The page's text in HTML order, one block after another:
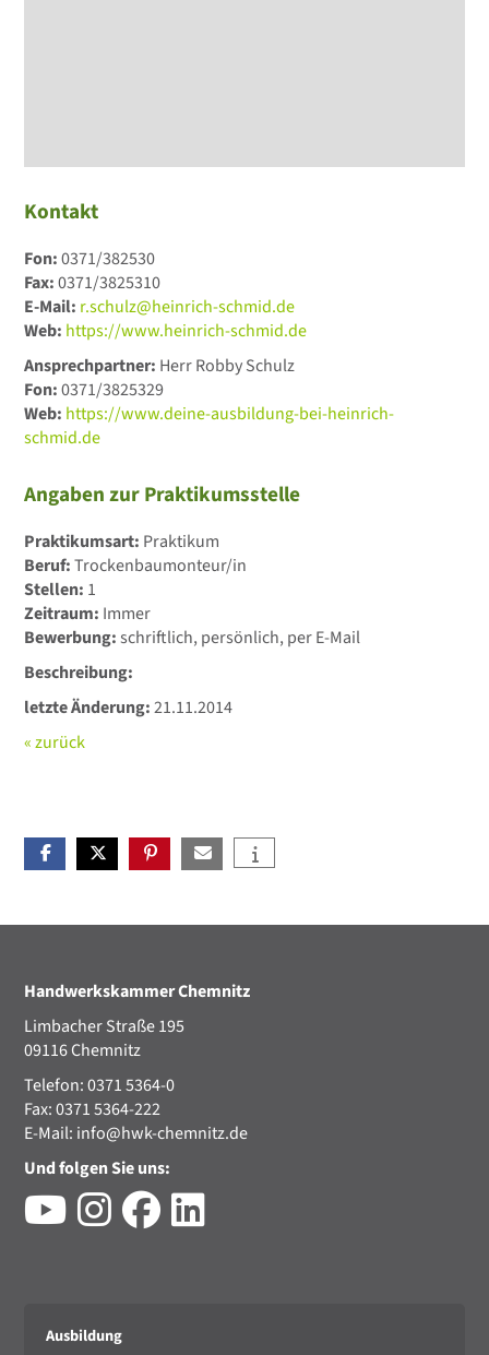
Kontakt
Fon:0371/382530
Fax:0371/3825310
E-Mail: r.schulz@heinrich-schmid.de
Web: https://www.heinrich-schmid.de
Ansprechpartner: Herr Robby Schulz
Fon:0371/3825329
Web: https://www.deine-ausbildung-bei-heinrich-
schmid.de
Angaben zur Praktikumsstelle
Praktikumsart: Praktikum
Beruf:Trockenbaumonteur/in
Stellen: 1
Zeitraum: Immer
Bewerbung:schriftlich, persönlich, per E-Mail
Beschreibung:
letzte Änderung:21.11.2014
« zurück
Handwerkskammer Chemnitz
Limbacher Straße 195
09116 Chemnitz
Telefon: 0371 5364-0
Fax: 0371 5364-222
E-Mail: info@hwk-chemnitz.de
Und folgen Sie uns:
Ausbildung